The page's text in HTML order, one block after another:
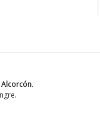
Alcorcón.